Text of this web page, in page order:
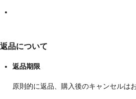
返品について
返品期限
原則的に返品、購入後のキャンセルは